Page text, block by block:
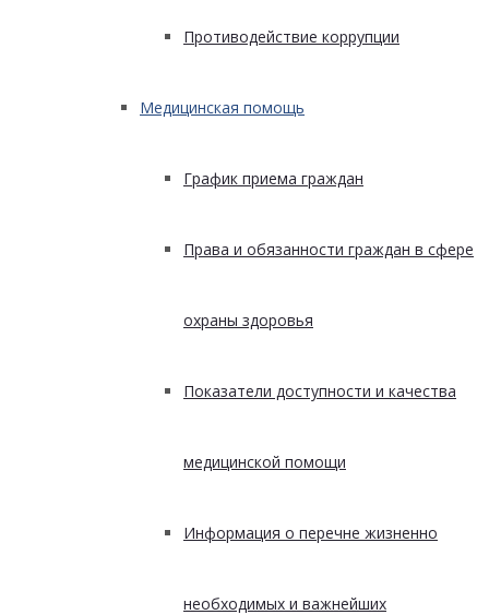
Противодействие коррупции
Медицинская помощь
График приема граждан
Права и обязанности граждан в сфере
охраны здоровья
Показатели доступности и качества
медицинской помощи
Информация о перечне жизненно
необходимых и важнейших